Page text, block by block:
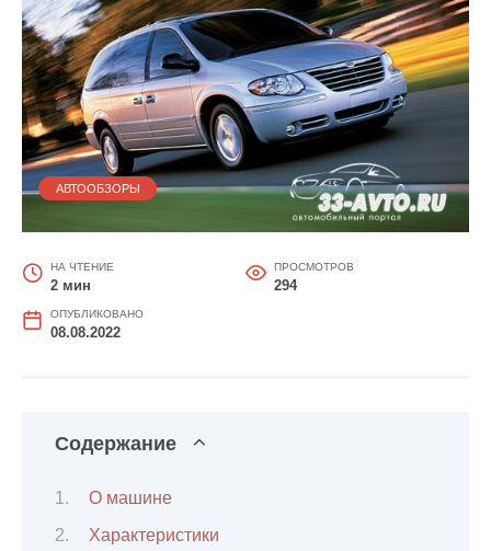
АВТООБЗОРЫ
НА ЧТЕНИЕ
2 мин
ПРОСМОТРОВ
294
ОПУБЛИКОВАНО
08.08.2022
Содержание
О машине
Характеристики